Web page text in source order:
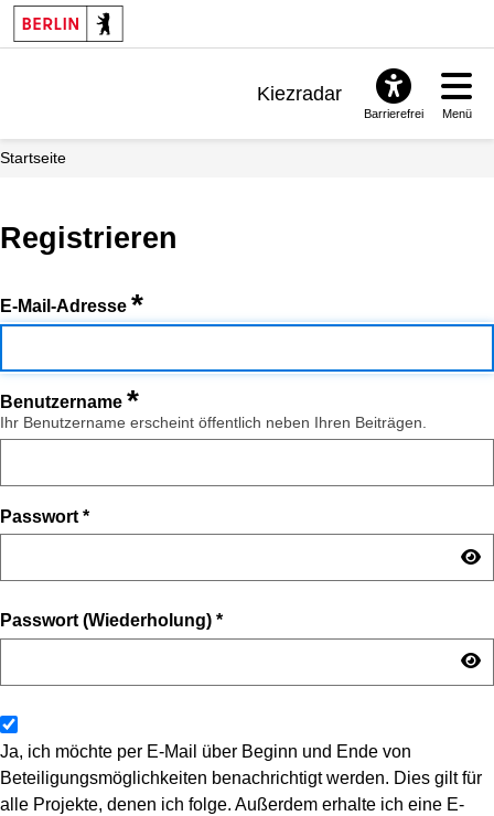
Kiezradar
Barrierefrei Menü
Startseite
Registrieren
E-Mail-Adresse *
Benutzername *
Ihr Benutzername erscheint öffentlich neben Ihren Beiträgen.
Passwort *
Passwort (Wiederholung) *
Ja, ich möchte per E-Mail über Beginn und Ende von
Beteiligungsmöglichkeiten benachrichtigt werden. Dies gilt für
alle Projekte, denen ich folge. Außerdem erhalte ich eine E-